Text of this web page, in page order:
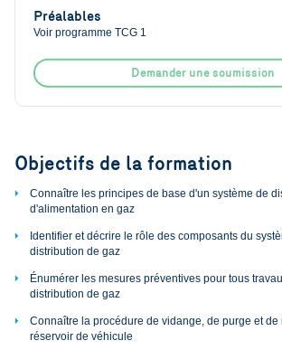
Préalables
Voir programme TCG 1
Demander une soumission
Objectifs de la formation
Connaître les principes de base d'un système de
d'alimentation en gaz
Identifier et décrire le rôle des composants du
distribution de gaz
Énumérer les mesures préventives pour tous
distribution de gaz
Connaître la procédure de vidange, de purge et de
réservoir de véhicule